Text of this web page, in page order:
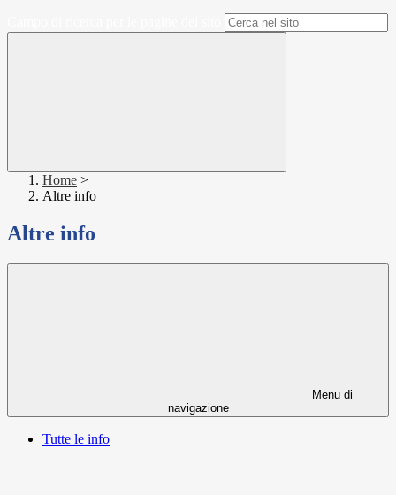
Home >
Altre info
Altre info
Menu di
navigazione
Tutte le info